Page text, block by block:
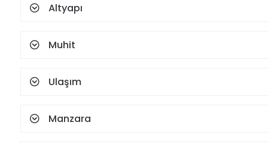
Altyapı
Muhit
Ulaşım
Manzara